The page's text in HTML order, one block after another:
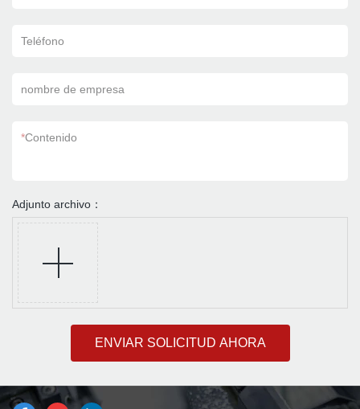
Teléfono
nombre de empresa
*Contenido
Adjunto archivo：
ENVIAR SOLICITUD AHORA